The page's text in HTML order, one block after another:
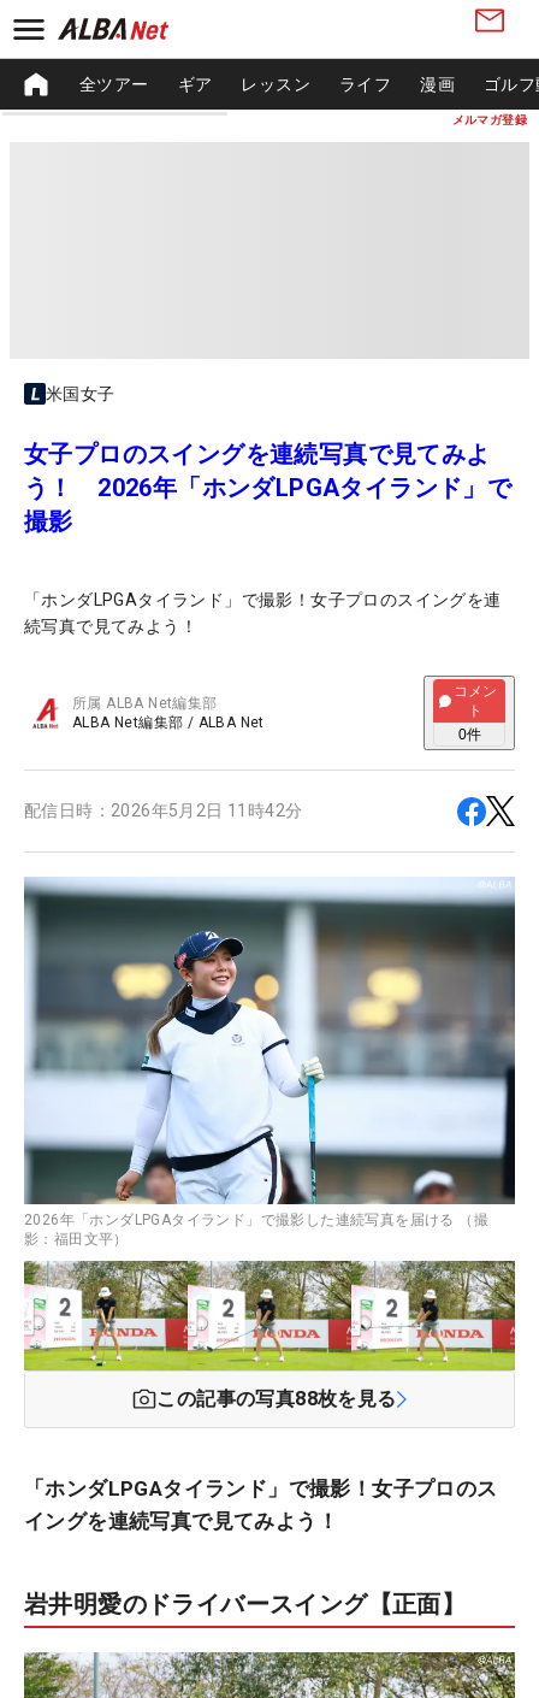
メルマガ登録
全ツアー ギア レッスン ライフ 漫画 ゴル
米国女子
女子プロのスイングを連続写真で見てみよ
う！ 2026年「ホンダLPGAタイランド」で
撮影
「ホンダLPGAタイランド」で撮影！女子プロのスイングを連
続写真で見てみよう！
所属ALBA Net編集部
ALBA Net編集部 / ALBA Net
コメン
ト
0件
配信日時： 2026年5月2日 11時42分
2026年「ホンダLPGAタイランド」で撮影した連続写真を届ける （撮
影：福田文平）
この記事の写真88枚を見る
「ホンダLPGAタイランド」で撮影！女子プロのス
イングを連続写真で見てみよう！
岩井明愛のドライバースイング【正面】